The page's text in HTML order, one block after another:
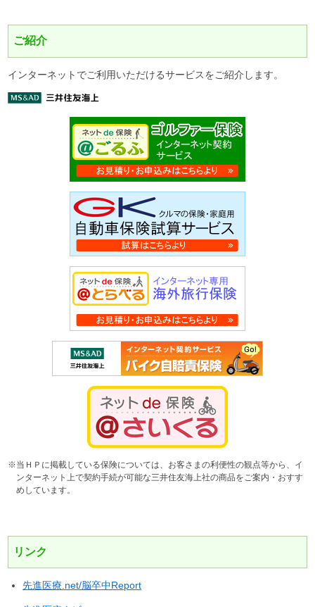
ご紹介
インターネットでご利用いただけるサービスをご紹介します。
※当ＨＰに掲載している保険については、お客さまの利便性の観点等から、イ
ンターネット上で契約手続が可能な三井住友海上社の商品をご案内・おすす
めしています。
リンク
先進医療.net/脳卒中Report